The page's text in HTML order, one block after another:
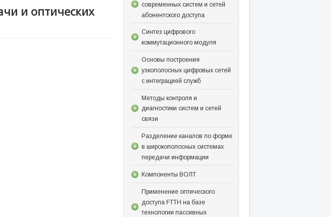
и оптических
современных систем и сетей
абонентского доступа
Синтез цифрового
коммутационного модуля
Основы построения
узкополосных цифровых сетей
с интеграцией служб
Методы контроля и
диагностики систем и сетей
связи
Разделение каналов по форме
в широкополосных системах
передачи информации
Компоненты ВОЛТ
Применение оптического
доступа FTTH на базе
технологии пассивных